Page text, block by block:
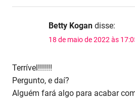
Betty Kogan disse:
18 de maio de 2022 às
Terrível!!!!!!!
Pergunto, e daí?
Alguém fará algo para acabar